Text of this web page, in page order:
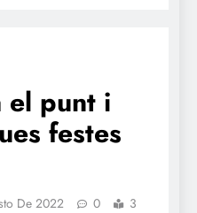
el punt i
festes
De 2022 0
3